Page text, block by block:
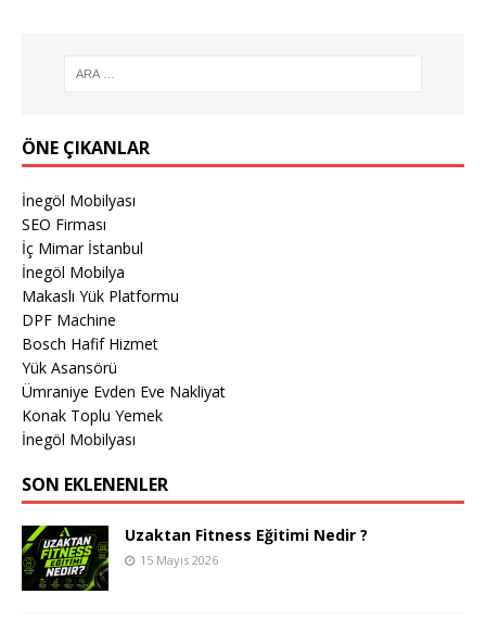
ÖNE ÇIKANLAR
İnegöl Mobilyası
SEO Firması
İç Mimar İstanbul
İnegöl Mobilya
Makaslı Yük Platformu
DPF Machine
Bosch Hafif Hizmet
Yük Asansörü
Ümraniye Evden Eve Nakliyat
Konak Toplu Yemek
İnegöl Mobilyası
SON EKLENENLER
Uzaktan Fitness Eğitimi Nedir ?
15 Mayıs 2026